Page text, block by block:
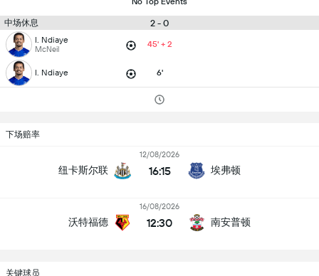
中场休息 2 - 0
I. Ndiaye
McNeil 45' + 2
I. Ndiaye 6'
下场赔率
纽卡斯尔联
12/08/2026
16:15 埃弗顿
沃特福德
16/08/2026
12:30 南安普顿
关键球员